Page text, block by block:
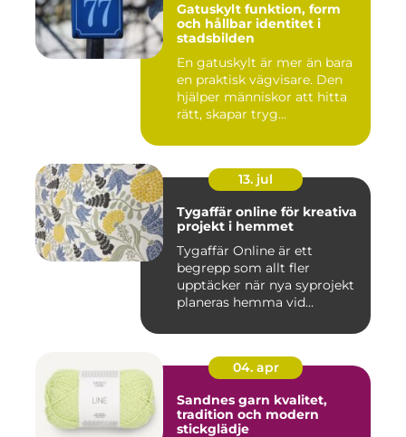
Gatuskylt funktion, form
och hållbar identitet i
stadsbilden
En gatuskylt är mer än bara
en praktisk vägvisare. Den
hjälper människor att hitta
rätt, skapar tryg...
13. jul
Tygaffär online för kreativa
projekt i hemmet
Tygaffär Online är ett
begrepp som allt fler
upptäcker när nya syprojekt
planeras hemma vid
04. apr
Sandnes garn kvalitet,
tradition och modern
stickglädje